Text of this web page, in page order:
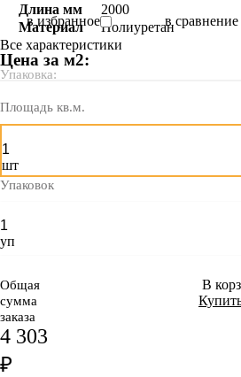
Длина мм
2000
Материал
Полиуретан
Все характеристики
в избранное в сравнение
Цена за м2:
Упаковка:
Площадь кв.м.
шт
Упаковок
уп
Общая
сумма
заказа
4 303
₽
В